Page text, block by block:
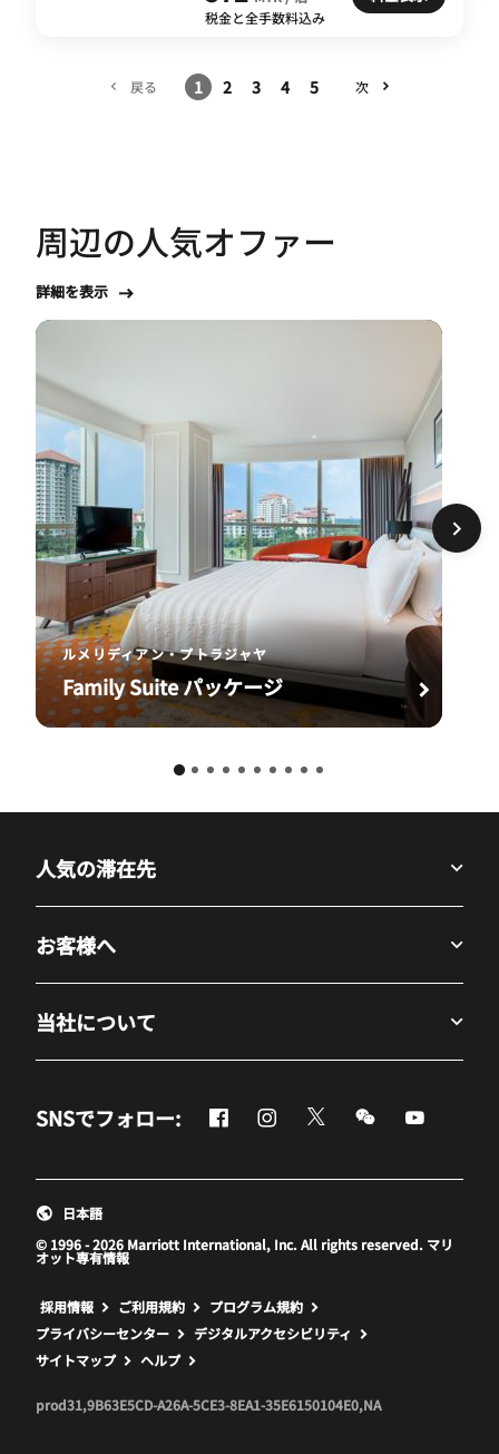
税金と全手数料込み
戻る 1 2 3 4 5 次
周辺の人気オファー
詳細を表示
ルメリディアン・プトラジャヤ
Family Suite パッケージ
人気の滞在先
お客様へ
当社について
SNSでフォロー: Facebook
新しいウィンドウで開く
Instagram
新しいウィンドウで開く
Twitter
新しいウィンドウで開
Messenger
新しいウィンド
新しいウ
© 1996 - 2026 Marriott International, Inc. All rights reserved. マリ
オット専有情報
日本語
採用情報 新しいウィンドウで開く
ご利用規約
プログラム規約
プライバシーセンター
デジタルアクセシビリティ
サイトマップ
ヘルプ
prod31,9B63E5CD-A26A-5CE3-8EA1-35E6150104E0,NA